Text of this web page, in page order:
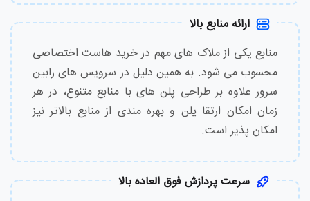
ارائه منابع بالا
منابع یکی از ملاک های مهم در خرید هاست اختصاصی
محسوب می شود. به همین دلیل در سرویس های رابین
سرور علاوه بر طراحی پلن های با منابع متنوع، در هر
زمان امکان ارتقا پلن و بهره مندی از منابع بالاتر نیز
امکان پذیر است.
سرعت پردازش فوق العاده بالا